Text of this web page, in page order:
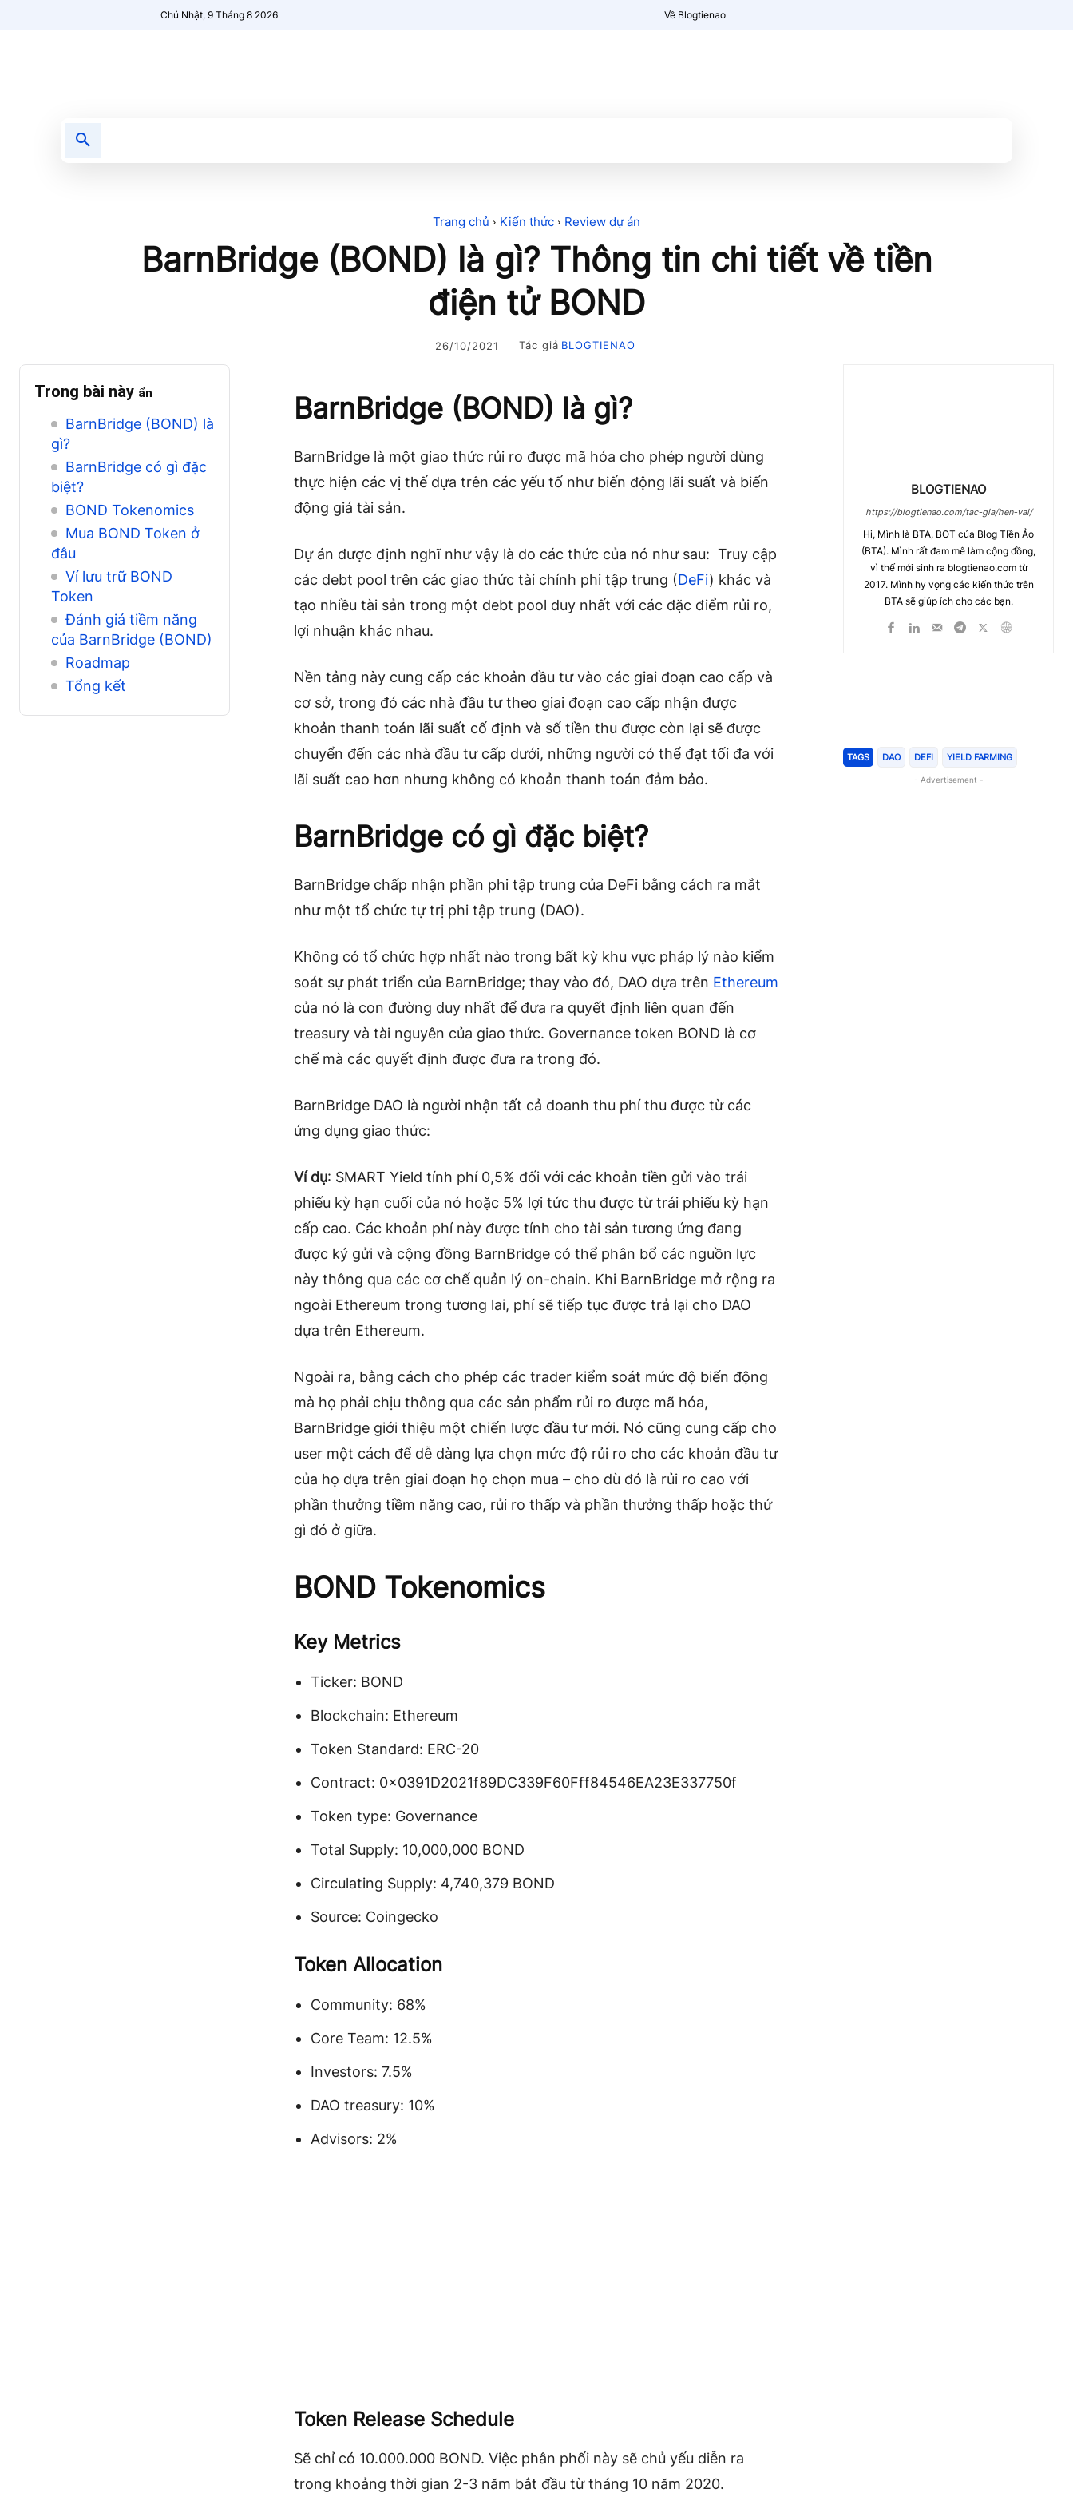
Chủ Nhật, 9 Tháng 8 2026 Về Blogtienao
Trang chủ Kiến thức Review dự án
BarnBridge (BOND) là gì? Thông tin chi tiết về tiền
điện tử BOND
26/10/2021 Tác giả BLOGTIENAO
Trong bài này ẩn
BarnBridge (BOND) là
gì?
BarnBridge có gì đặc
biệt?
BOND Tokenomics
Mua BOND Token ở
đâu
Ví lưu trữ BOND
Token
Đánh giá tiềm năng
của BarnBridge (BOND)
Roadmap
Tổng kết
BarnBridge (BOND) là gì?
BarnBridge là một giao thức rủi ro được mã hóa cho phép người dùng
thực hiện các vị thế dựa trên các yếu tố như biến động lãi suất và biến
động giá tài sản.
Dự án được định nghĩ như vậy là do các thức của nó như sau: Truy cập
các debt pool trên các giao thức tài chính phi tập trung (DeFi) khác và
tạo nhiều tài sản trong một debt pool duy nhất với các đặc điểm rủi ro,
lợi nhuận khác nhau.
Nền tảng này cung cấp các khoản đầu tư vào các giai đoạn cao cấp và
cơ sở, trong đó các nhà đầu tư theo giai đoạn cao cấp nhận được
khoản thanh toán lãi suất cố định và số tiền thu được còn lại sẽ được
chuyển đến các nhà đầu tư cấp dưới, những người có thể đạt tối đa với
lãi suất cao hơn nhưng không có khoản thanh toán đảm bảo.
BarnBridge có gì đặc biệt?
BarnBridge chấp nhận phần phi tập trung của DeFi bằng cách ra mắt
như một tổ chức tự trị phi tập trung (DAO).
Không có tổ chức hợp nhất nào trong bất kỳ khu vực pháp lý nào kiểm
soát sự phát triển của BarnBridge; thay vào đó, DAO dựa trên Ethereum
của nó là con đường duy nhất để đưa ra quyết định liên quan đến
treasury và tài nguyên của giao thức. Governance token BOND là cơ
chế mà các quyết định được đưa ra trong đó.
BarnBridge DAO là người nhận tất cả doanh thu phí thu được từ các
ứng dụng giao thức:
Ví dụ: SMART Yield tính phí 0,5% đối với các khoản tiền gửi vào trái
phiếu kỳ hạn cuối của nó hoặc 5% lợi tức thu được từ trái phiếu kỳ hạn
cấp cao. Các khoản phí này được tính cho tài sản tương ứng đang
được ký gửi và cộng đồng BarnBridge có thể phân bổ các nguồn lực
này thông qua các cơ chế quản lý on-chain. Khi BarnBridge mở rộng ra
ngoài Ethereum trong tương lai, phí sẽ tiếp tục được trả lại cho DAO
dựa trên Ethereum.
Ngoài ra, bằng cách cho phép các trader kiểm soát mức độ biến động
mà họ phải chịu thông qua các sản phẩm rủi ro được mã hóa,
BarnBridge giới thiệu một chiến lược đầu tư mới. Nó cũng cung cấp cho
user một cách để dễ dàng lựa chọn mức độ rủi ro cho các khoản đầu tư
của họ dựa trên giai đoạn họ chọn mua – cho dù đó là rủi ro cao với
phần thưởng tiềm năng cao, rủi ro thấp và phần thưởng thấp hoặc thứ
gì đó ở giữa.
BOND Tokenomics
Key Metrics
Ticker: BOND
Blockchain: Ethereum
Token Standard: ERC-20
Contract: 0x0391D2021f89DC339F60Fff84546EA23E337750f
Token type: Governance
Total Supply: 10,000,000 BOND
Circulating Supply: 4,740,379 BOND
Source: Coingecko
Token Allocation
Community: 68%
Core Team: 12.5%
Investors: 7.5%
DAO treasury: 10%
Advisors: 2%
Token Release Schedule
Sẽ chỉ có 10.000.000 BOND. Việc phân phối này sẽ chủ yếu diễn ra
trong khoảng thời gian 2-3 năm bắt đầu từ tháng 10 năm 2020.
BLOGTIENAO
https://blogtienao.com/tac-gia/hen-vai/
Hi, Mình là BTA, BOT của Blog TIền Ảo
(BTA). Mình rất đam mê làm cộng đồng,
vì thế mới sinh ra blogtienao.com từ
2017. Mình hy vọng các kiến thức trên
BTA sẽ giúp ích cho các bạn.
TAGS DAO DEFI YIELD FARMING
- Advertisement -